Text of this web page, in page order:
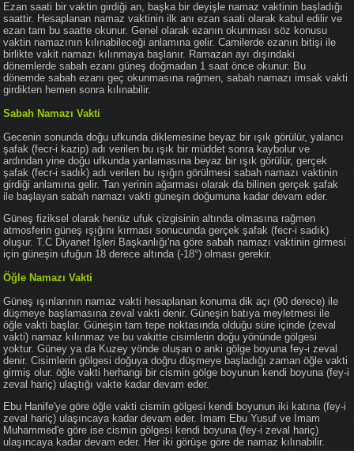
Ezan saati bir vaktin girdiği an, başka bir deyişle namaz vaktinin başladığı
saattir. Hesaplanan namaz vaktinin ilk anı ezan saati olarak kabul edilir ve
ezan tam bu saatte okunur. Genel olarak ezanın okunması söz konusu
vaktin namazının kılınabileceği anlamına gelir. Camilerde ezanın bitişi ile
birlikte vakit namazı kılınmaya başlanır. Ramazan ayı dışındaki
dönemlerde sabah ezanı güneş doğmadan 1 saat önce okunur. Bu
dönemde sabah ezanı geç okunmasına rağmen, sabah namazı imsak vakti
girdikten hemen sonra kılınabilir.
Sabah Namazı Vakti
Gecenin sonunda doğu ufkunda diklemesine beyaz bir ışık görülür, yalancı
şafak (fecr-i kazip) adı verilen bu ışık bir müddet sonra kaybolur ve
ardından yine doğu ufkunda yanlamasına beyaz bir ışık görülür, gerçek
şafak (fecr-i sadık) adı verilen bu ışığın görülmesi sabah namazı vaktinin
girdiği anlamına gelir. Tan yerinin ağarması olarak da bilinen gerçek şafak
ile başlayan sabah namazı vakti güneşin doğumuna kadar devam eder.
Güneş fiziksel olarak henüz ufuk çizgisinin altında olmasına rağmen
atmosferin güneş ışığını kırması sonucunda gerçek şafak (fecr-i sadık)
oluşur. T.C Diyanet İşleri Başkanlığı'na göre sabah namazı vaktinin girmesi
için güneşin ufuğun 18 derece altında (-18°) olması gerekir.
Öğle Namazı Vakti
Güneş ışınlarının namaz vakti hesaplanan konuma dik açı (90 derece) ile
düşmeye başlamasına zeval vakti denir. Güneşin batıya meyletmesi ile
öğle vakti başlar. Güneşin tam tepe noktasında olduğu süre içinde (zeval
vakti) namaz kılınmaz ve bu vakitte cisimlerin doğu yönünde gölgesi
yoktur. Güney ya da Kuzey yönde oluşan o anki gölge boyuna fey-i zeval
denir. Cisimlerin gölgesi doğuya doğru düşmeye başladığı zaman öğle vakti
girmiş olur. öğle vakti herhangi bir cismin gölge boyunun kendi boyuna (fey-i
zeval hariç) ulaştığı vakte kadar devam eder.
Ebu Hanife'ye göre öğle vakti cismin gölgesi kendi boyunun iki katına (fey-i
zeval hariç) ulaşıncaya kadar devam eder. İmam Ebu Yusuf ve İmam
Muhammed'e göre ise cismin gölgesi kendi boyuna (fey-i zeval hariç)
ulaşıncaya kadar devam eder. Her iki görüşe göre de namaz kılınabilir.